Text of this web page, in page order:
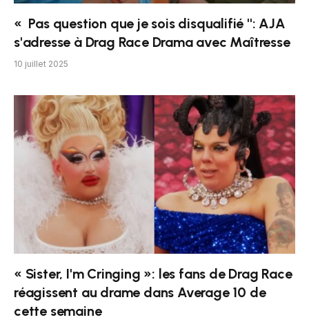
« Pas question que je sois disqualifié '': AJA
s'adresse à Drag Race Drama avec Maîtresse
10 juillet 2025
« Sister, I'm Cringing »: les fans de Drag Race
réagissent au drame dans Average 10 de
cette semaine